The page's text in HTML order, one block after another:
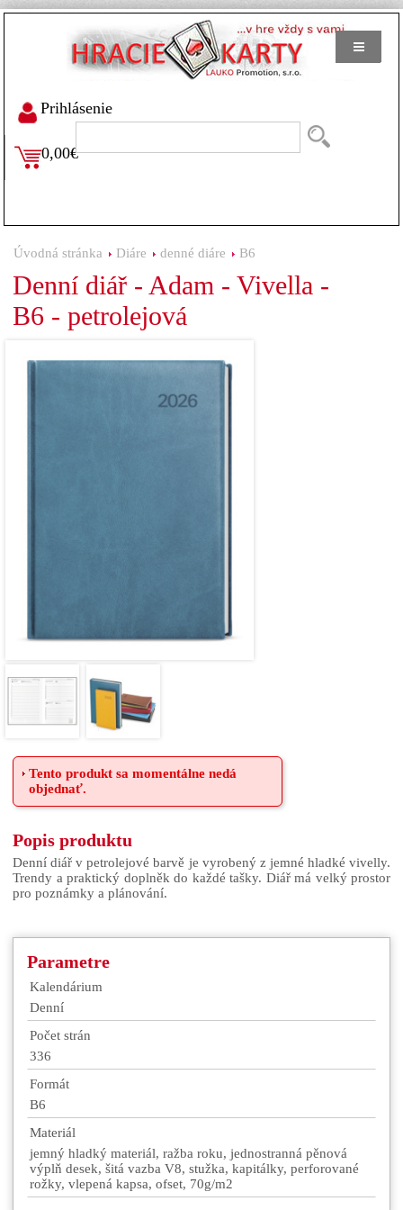
Prihlásenie
0,00€
Úvodná stránka Diáre denné diáre B6
Denní diář - Adam - Vivella -
B6 - petrolejová
Tento produkt sa momentálne nedá
objednať.
Popis produktu
Denní diář v petrolejové barvě je vyrobený z jemné hladké vivelly.
Trendy a praktický doplněk do každé tašky. Diář má velký prostor
pro poznámky a plánování.
Parametre
Kalendárium
Denní
Počet strán
336
Formát
B6
Materiál
jemný hladký materiál, ražba roku, jednostranná pěnová
výplň desek, šitá vazba V8, stužka, kapitálky, perforované
rožky, vlepená kapsa, ofset, 70g/m2